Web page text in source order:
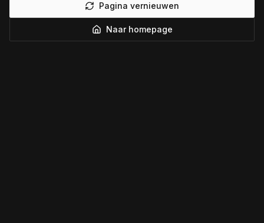
Pagina vernieuwen
Naar homepage